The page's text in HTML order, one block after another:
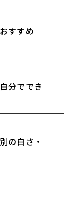
すすめ
分ででき
の白さ・